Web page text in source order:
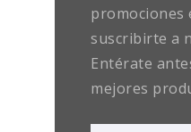
promociones
suscribirte a
Entérate
mejores